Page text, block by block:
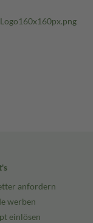
anfordern
werben
einlösen